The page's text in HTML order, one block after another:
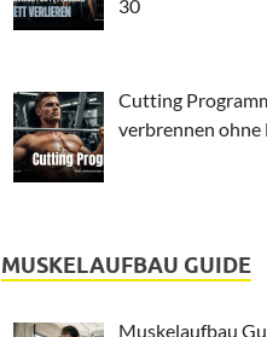
30
Cutting
verbrennen
MUSKELAUFBAU GUIDE
Muskelaufbau